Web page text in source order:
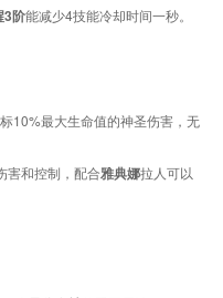
3阶能减少4技能冷却时间一秒。
10%最大生命值的神圣伤害，无
害和控制，配合雅典娜拉人可以